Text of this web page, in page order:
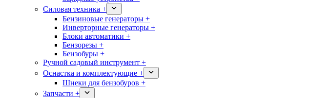
Силовая техника +
Бензиновые генераторы +
Инверторные генераторы +
Блоки автоматики +
Бензорезы +
Бензобуры +
Ручной садовый инструмент +
Оснастка и комплектующие +
Шнеки для бензобуров +
Запчасти +